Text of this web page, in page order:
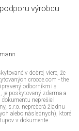
výrobcu
v dobrej viere, že
crooce.com - the
odborníkmi s
je poskytovaný zdarma a
neprešiel
s.r.o. nepreberá žiadnu
alebo následnych), ktoré
v dokumente